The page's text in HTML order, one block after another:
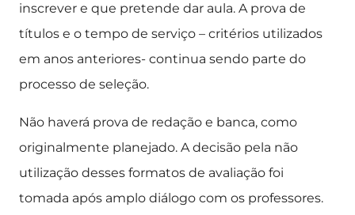
inscrever e que pretende dar aula. A prova de
títulos e o tempo de serviço – critérios utilizados
em anos anteriores- continua sendo parte do
processo de seleção.
Não haverá prova de redação e banca, como
originalmente planejado. A decisão pela não
utilização desses formatos de avaliação foi
tomada após amplo diálogo com os professores.